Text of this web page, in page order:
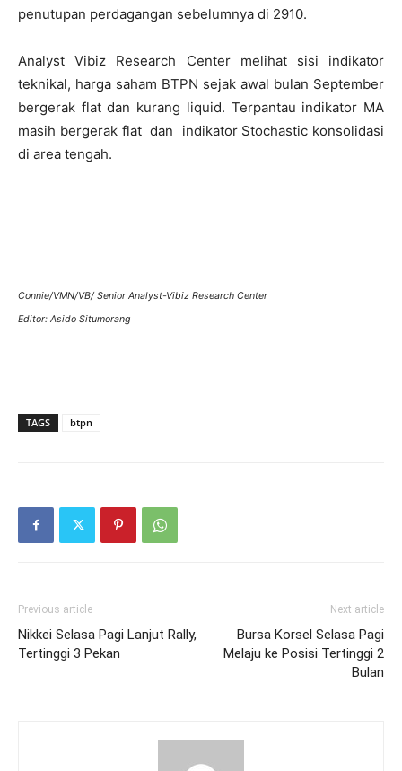
penutupan perdagangan sebelumnya di 2910.
Analyst Vibiz Research Center melihat sisi indikator
teknikal, harga saham BTPN sejak awal bulan September
bergerak flat dan kurang liquid. Terpantau indikator MA
masih bergerak flat dan indikator Stochastic konsolidasi
di area tengah.
Connie/VMN/VB/ Senior Analyst-Vibiz Research Center
Editor: Asido Situmorang
TAGS btpn
Previous article
Nikkei Selasa Pagi Lanjut Rally,
Tertinggi 3 Pekan
Next article
Bursa Korsel Selasa Pagi
Melaju ke Posisi Tertinggi 2
Bulan